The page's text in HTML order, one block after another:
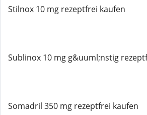
Stilnox 10 mg rezeptfrei kaufen
Sublinox 10 mg g&uuml;nstig
Somadril 350 mg rezeptfrei kaufen